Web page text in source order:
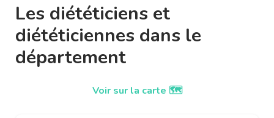
Les diététiciens et
diététiciennes dans le
département
Voir sur la carte 🗺️